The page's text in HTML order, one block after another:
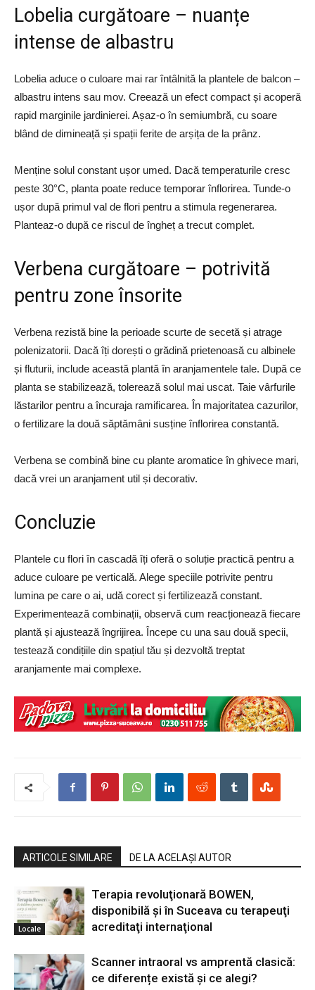
Lobelia curgătoare – nuanțe
intense de albastru
Lobelia aduce o culoare mai rar întâlnită la plantele de balcon –
albastru intens sau mov. Creează un efect compact și acoperă
rapid marginile jardinierei. Așaz-o în semiumbră, cu soare
blând de dimineață și spații ferite de arșița de la prânz.
Menține solul constant ușor umed. Dacă temperaturile cresc
peste 30°C, planta poate reduce temporar înflorirea. Tunde-o
ușor după primul val de flori pentru a stimula regenerarea.
Planteaz-o după ce riscul de îngheț a trecut complet.
Verbena curgătoare – potrivită
pentru zone însorite
Verbena rezistă bine la perioade scurte de secetă și atrage
polenizatorii. Dacă îți dorești o grădină prietenoasă cu albinele
și fluturii, include această plantă în aranjamentele tale. După ce
planta se stabilizează, tolerează solul mai uscat. Taie vârfurile
lăstarilor pentru a încuraja ramificarea. În majoritatea cazurilor,
o fertilizare la două săptămâni susține înflorirea constantă.
Verbena se combină bine cu plante aromatice în ghivece mari,
dacă vrei un aranjament util și decorativ.
Concluzie
Plantele cu flori în cascadă îți oferă o soluție practică pentru a
aduce culoare pe verticală. Alege speciile potrivite pentru
lumina pe care o ai, udă corect și fertilizează constant.
Experimentează combinații, observă cum reacționează fiecare
plantă și ajustează îngrijirea. Începe cu una sau două specii,
testează condițiile din spațiul tău și dezvoltă treptat
aranjamente mai complexe.
ARTICOLE SIMILARE DE LA ACELAȘI AUTOR
Locale
Terapia revoluţionară BOWEN,
disponibilă şi în Suceava cu terapeuţi
acreditaţi internaţional
Scanner intraoral vs amprentă clasică:
ce diferențe există și ce alegi?